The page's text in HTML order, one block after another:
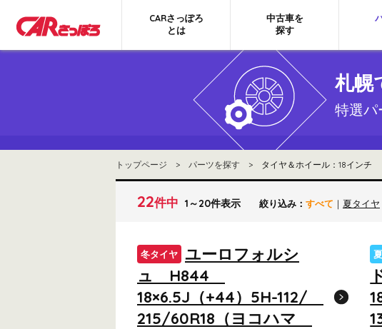
CARさっぽろ
とは
中古車を
探す
札幌
特選パ
トップページ > パーツを探す > タイヤ＆ホイール：18インチ
22件中 1～20件表示 絞り込み： すべて ｜ 夏タイヤ
冬タイヤ
ユーロフォルシ
ュ H844
18×6.5J（+44）5H-112/
215/60R18（ヨコハマ